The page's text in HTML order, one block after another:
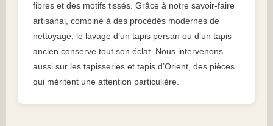
fibres et des motifs tissés. Grâce à notre savoir-faire
artisanal, combiné à des procédés modernes de
nettoyage, le lavage d’un tapis persan ou d’un tapis
ancien conserve tout son éclat. Nous intervenons
aussi sur les tapisseries et tapis d’Orient, des pièces
qui méritent une attention particulière.